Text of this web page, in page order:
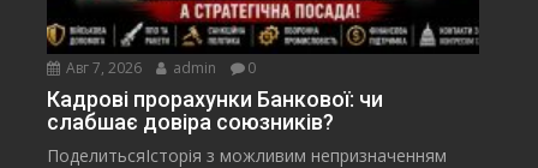
Авг 7, 2026 admin 0
Кадрові прорахунки Банкової: чи
слабшає довіра союзників?
ПоделитьсяІсторія з можливим непризначенням